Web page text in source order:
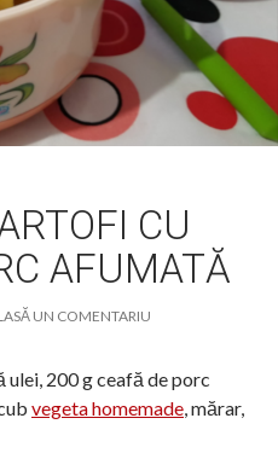
CU
AFUMATĂ
UN COMENTARIU
ulei, 200 g ceafă de porc
vegeta homemade, mărar,